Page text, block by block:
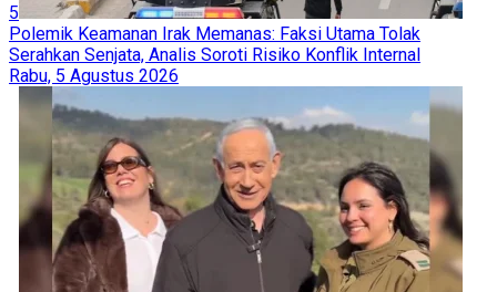
5
Polemik Keamanan Irak Memanas: Faksi Utama Tolak
Serahkan Senjata, Analis Soroti Risiko Konflik Internal
Rabu, 5 Agustus 2026